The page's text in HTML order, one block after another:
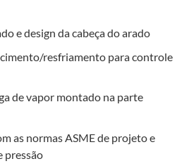
e design da cabeça do arado
resfriamento para controle
de vapor montado na parte
as normas ASME de projeto e
pressão